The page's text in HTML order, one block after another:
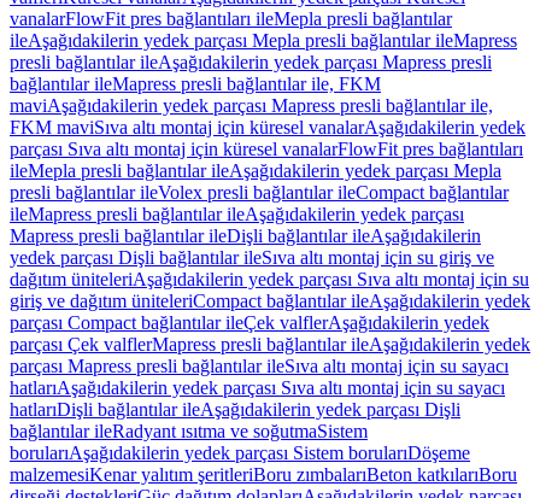
vanalarFlowFit pres bağlantıları ileMepla presli bağlantılar
ileAşağıdakilerin yedek parçası Mepla presli bağlantılar ileMapress
presli bağlantılar ileAşağıdakilerin yedek parçası Mapress presli
bağlantılar ileMapress presli bağlantılar ile, FKM
maviAşağıdakilerin yedek parçası Mapress presli bağlantılar ile,
FKM maviSıva altı montaj için küresel vanalarAşağıdakilerin yedek
parçası Sıva altı montaj için küresel vanalarFlowFit pres bağlantıları
ileMepla presli bağlantılar ileAşağıdakilerin yedek parçası Mepla
presli bağlantılar ileVolex presli bağlantılar ileCompact bağlantılar
ileMapress presli bağlantılar ileAşağıdakilerin yedek parçası
Mapress presli bağlantılar ileDişli bağlantılar ileAşağıdakilerin
yedek parçası Dişli bağlantılar ileSıva altı montaj için su giriş ve
dağıtım üniteleriAşağıdakilerin yedek parçası Sıva altı montaj için su
giriş ve dağıtım üniteleriCompact bağlantılar ileAşağıdakilerin yedek
parçası Compact bağlantılar ileÇek valflerAşağıdakilerin yedek
parçası Çek valflerMapress presli bağlantılar ileAşağıdakilerin yedek
parçası Mapress presli bağlantılar ileSıva altı montaj için su sayacı
hatlarıAşağıdakilerin yedek parçası Sıva altı montaj için su sayacı
hatlarıDişli bağlantılar ileAşağıdakilerin yedek parçası Dişli
bağlantılar ileRadyant ısıtma ve soğutmaSistem
borularıAşağıdakilerin yedek parçası Sistem borularıDöşeme
malzemesiKenar yalıtım şeritleriBoru zımbalarıBeton katkılarıBoru